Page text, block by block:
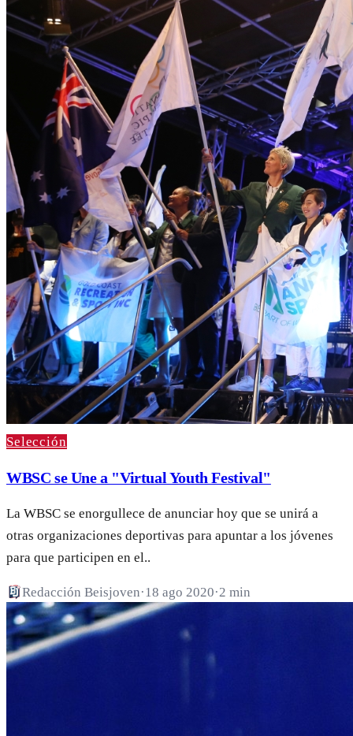
Selección
WBSC se Une a "Virtual Youth Festival"
La WBSC se enorgullece de anunciar hoy que se unirá a
otras organizaciones deportivas para apuntar a los jóvenes
para que participen en el..
Redacción Beisjoven·18 ago 2020·2 min